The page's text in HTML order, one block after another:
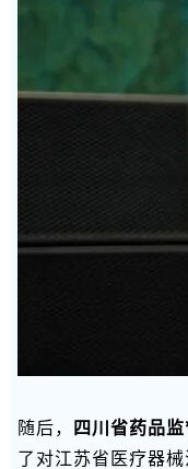
随后， 四川省药品
了对江苏省医疗器